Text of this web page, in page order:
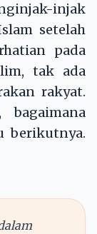
injak
setelah
pada
tak ada
rakyat.
berikutnya.